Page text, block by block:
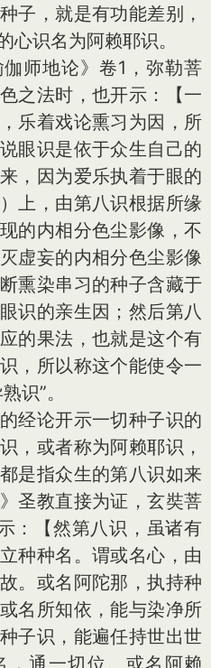
子，就是有功能差别，
心识名为阿赖耶识。
师地论》卷1，弥勒菩
之法时，也开示：【一
乐着戏论熏习为因，所
眼识是依于众生自己的
，因为爱乐执着于眼的
上，由第八识根据所缘
的内相分色尘影像，不
虚妄的内相分色尘影像
熏染串习的种子含藏于
识的亲生因；然后第八
的果法，也就是这个有
，所以称这个能使令一
识”。
论开示一切种子识的
，或者称为阿赖耶识，
是指众生的第八识如来
圣教直接为证，玄奘菩
：【然第八识，虽诸有
种种名。谓或名心，由
。或名阿陀那，执持种
名所知依，能与染净所
子识，能遍任持世出世
，通一切位。或名阿赖